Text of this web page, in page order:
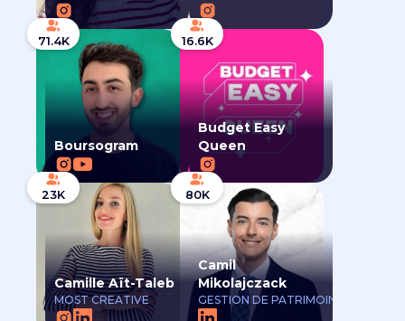
71.4K
Boursogram
16.6K
Budget Easy
Queen
23K
Camille Aït-Taleb
MOST CREATIVE
80K
Camil
Mikolajczack
GESTION DE PATRIMOINE